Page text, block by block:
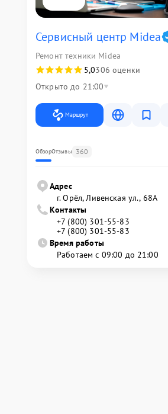
Сервисный центр Midea
Ремонт техники Midea
5,0306 оценки
Открыто до 21:00
Маршрут
ОбзорОтзывы 360
Адрес
г. Орёл, Ливенская ул., 68А
Контакты
+7 (800) 301-55-83
+7 (800) 301-55-83
Время работы
Работаем с 09:00 до 21:00